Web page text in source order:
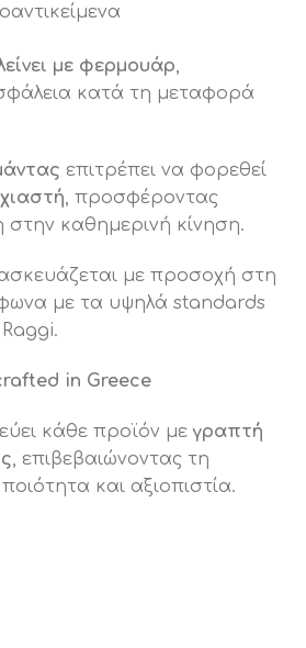
με φερμουάρ,
κατά τη μεταφορά
επιτρέπει να φορεθεί
, προσφέροντας
στην καθημερινή κίνηση.
με προσοχή στη
με τα υψηλά standards
in Greece
κάθε προϊόν με γραπτή
, επιβεβαιώνοντας τη
και αξιοπιστία.